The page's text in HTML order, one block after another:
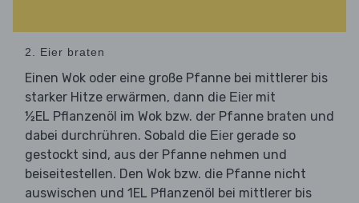
2. Eier braten
Einen Wok oder eine große Pfanne bei mittlerer bis
starker Hitze erwärmen, dann die Eier mit
½EL Pflanzenöl im Wok bzw. der Pfanne braten und
dabei durchrühren. Sobald die Eier gerade so
gestockt sind, aus der Pfanne nehmen und
beiseitestellen. Den Wok bzw. die Pfanne nicht
auswischen und 1EL Pflanzenöl bei mittlerer bis